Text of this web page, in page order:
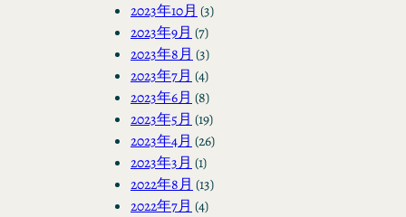
2023年10月 (3)
2023年9月 (7)
2023年8月 (3)
2023年7月 (4)
2023年6月 (8)
2023年5月 (19)
2023年4月 (26)
2023年3月 (1)
2022年8月 (13)
2022年7月 (4)